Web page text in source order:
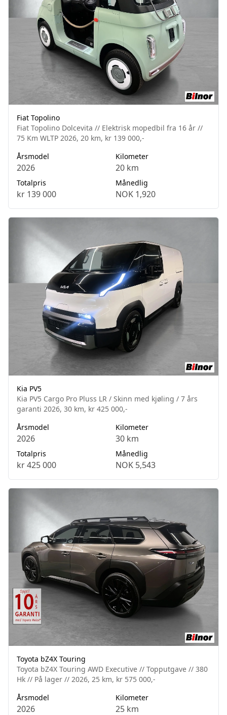
Fiat Topolino
Fiat Topolino Dolcevita // Elektrisk mopedbil fra 16 år //
75 Km WLTP 2026, 20 km, kr 139 000,-
Årsmodel
2026
Kilometer
20 km
Totalpris
kr 139 000
Månedlig
NOK 1,920
Kia PV5
Kia PV5 Cargo Pro Pluss LR / Skinn med kjøling / 7 års
garanti 2026, 30 km, kr 425 000,-
Årsmodel
2026
Kilometer
30 km
Totalpris
kr 425 000
Månedlig
NOK 5,543
Toyota bZ4X Touring
Toyota bZ4X Touring AWD Executive // Topputgave // 380
Hk // På lager // 2026, 25 km, kr 575 000,-
Årsmodel
2026
Kilometer
25 km